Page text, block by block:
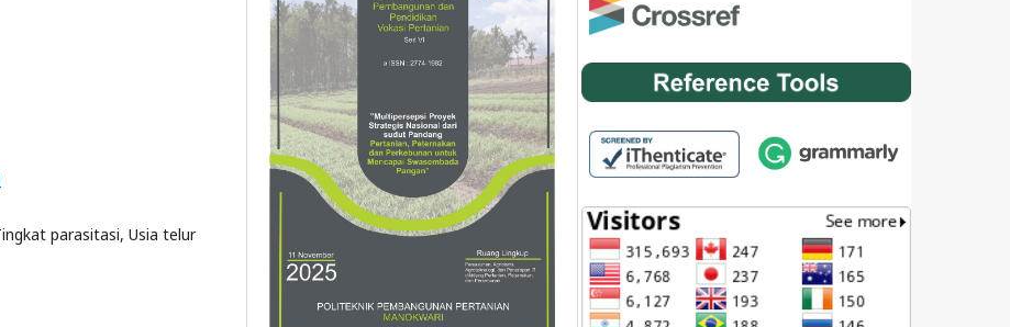
parasitasi, Usia telur